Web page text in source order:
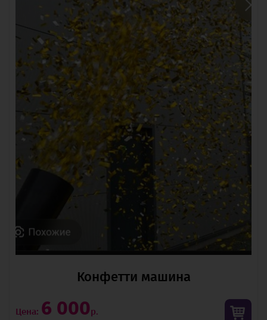
Конфетти машина
Цена: 6 000р.